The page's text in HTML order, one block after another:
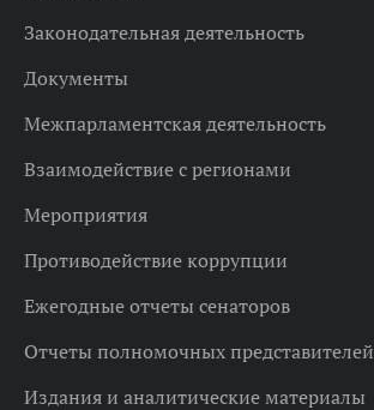
Законодательная деятельность
Документы
Межпарламентская деятельность
Взаимодействие с регионами
Мероприятия
Противодействие коррупции
Ежегодные отчеты сенаторов
Отчеты полномочных представителей
Издания и аналитические материалы